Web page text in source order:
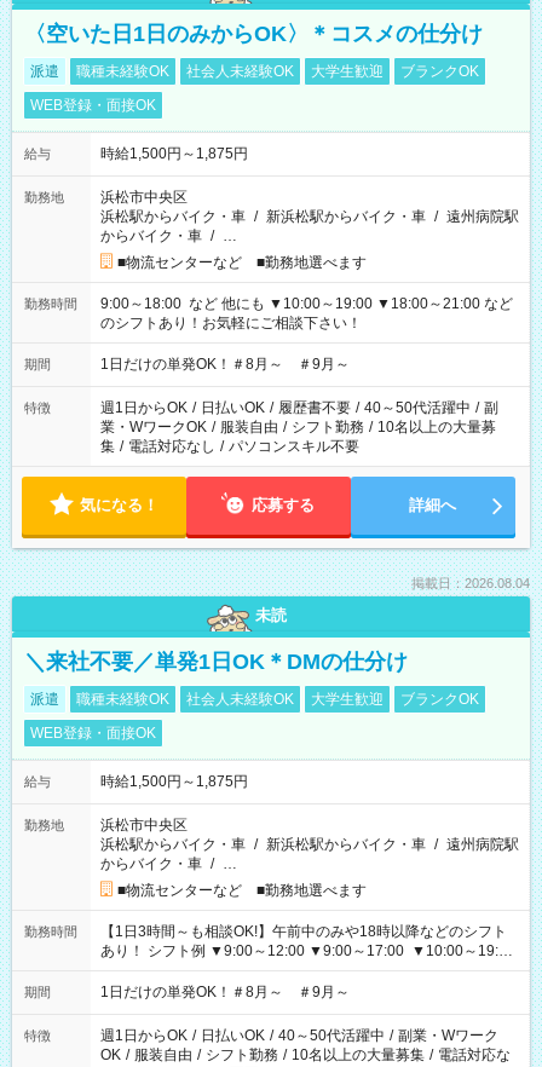
〈空いた日1日のみからOK〉＊コスメの仕分け
派遣 職種未経験OK 社会人未経験OK 大学生歓迎
ブランクOK
WEB登録・面接OK
給与 時給1,500円～1,875円
勤務地
浜松市中央区
浜松駅からバイク・車 / 新浜松駅からバイク・車 / 遠州病院駅
からバイク・車 / …
■物流センターなど ■勤務地選べます
勤務時間
9:00～18:00 など 他にも ▼10:00～19:00 ▼18:00～21:00 など
のシフトあり！お気軽にご相談下さい！
期間 1日だけの単発OK！＃8月～ ＃9月～
特徴 週1日からOK / 日払いOK / 履歴書不要 / 40～50代活躍中 / 副
業・WワークOK / 服装自由 / シフト勤務 / 10名以上の大量募
集 / 電話対応なし / パソコンスキル不要
気になる！ 応募する 詳細へ
掲載日：2026.08.04
未読
＼来社不要／単発1日OK＊DMの仕分け
派遣 職種未経験OK 社会人未経験OK 大学生歓迎
ブランクOK
WEB登録・面接OK
給与 時給1,500円～1,875円
勤務地
浜松市中央区
浜松駅からバイク・車 / 新浜松駅からバイク・車 / 遠州病院駅
からバイク・車 / …
■物流センターなど ■勤務地選べます
勤務時間
【1日3時間～も相談OK!】午前中のみや18時以降などのシフト
あり！ シフト例 ▼9:00～12:00 ▼9:00～17:00 ▼10:00～19:00
▼18:00～21:00
期間 1日だけの単発OK！＃8月～ ＃9月～
特徴 週1日からOK / 日払いOK / 40～50代活躍中 / 副業・Wワーク
OK / 服装自由 / シフト勤務 / 10名以上の大量募集 / 電話対応な